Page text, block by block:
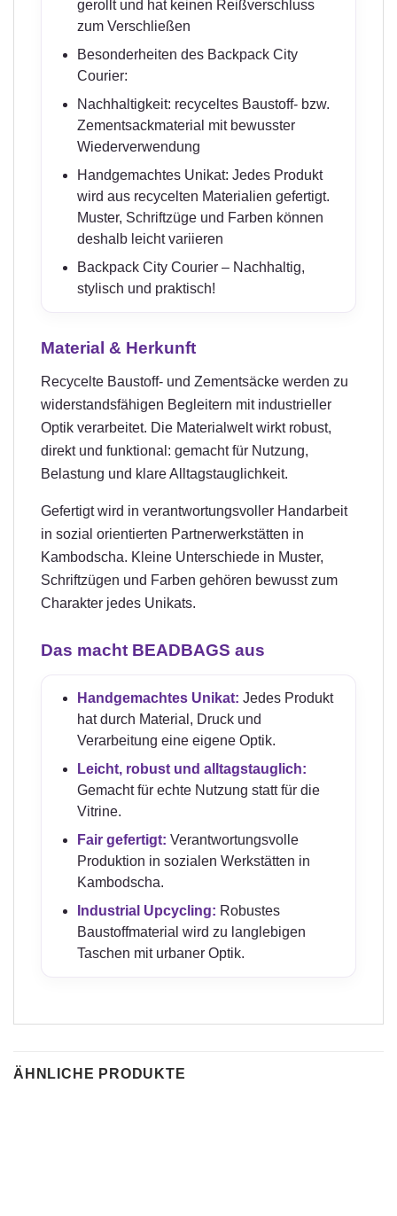
gerollt und hat keinen Reißverschluss
zum Verschließen
Besonderheiten des Backpack City
Courier:
Nachhaltigkeit: recyceltes Baustoff- bzw.
Zementsackmaterial mit bewusster
Wiederverwendung
Handgemachtes Unikat: Jedes Produkt
wird aus recycelten Materialien gefertigt.
Muster, Schriftzüge und Farben können
deshalb leicht variieren
Backpack City Courier – Nachhaltig,
stylisch und praktisch!
Material & Herkunft
Recycelte Baustoff- und Zementsäcke werden zu
widerstandsfähigen Begleitern mit industrieller
Optik verarbeitet. Die Materialwelt wirkt robust,
direkt und funktional: gemacht für Nutzung,
Belastung und klare Alltagstauglichkeit.
Gefertigt wird in verantwortungsvoller Handarbeit
in sozial orientierten Partnerwerkstätten in
Kambodscha. Kleine Unterschiede in Muster,
Schriftzügen und Farben gehören bewusst zum
Charakter jedes Unikats.
Das macht BEADBAGS aus
Handgemachtes Unikat: Jedes Produkt
hat durch Material, Druck und
Verarbeitung eine eigene Optik.
Leicht, robust und alltagstauglich:
Gemacht für echte Nutzung statt für die
Vitrine.
Fair gefertigt: Verantwortungsvolle
Produktion in sozialen Werkstätten in
Kambodscha.
Industrial Upcycling: Robustes
Baustoffmaterial wird zu langlebigen
Taschen mit urbaner Optik.
ÄHNLICHE PRODUKTE